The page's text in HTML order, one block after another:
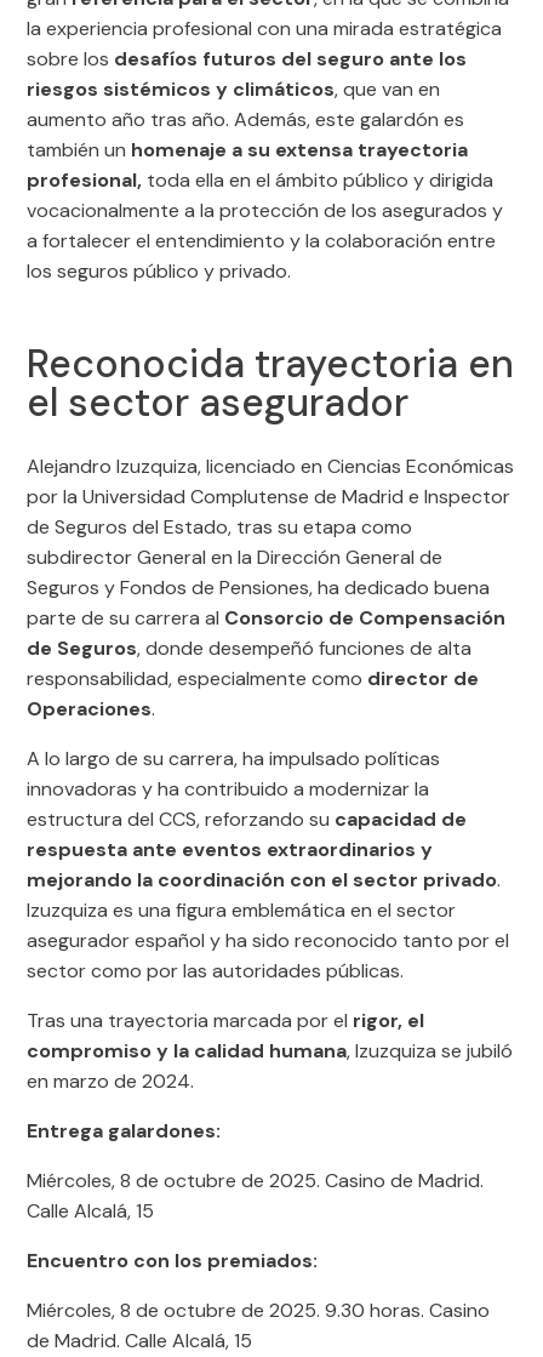
la experiencia profesional con una mirada estratégica
sobre los desafíos futuros del seguro ante los
riesgos sistémicos y climáticos, que van en
aumento año tras año. Además, este galardón es
también un homenaje a su extensa trayectoria
profesional, toda ella en el ámbito público y dirigida
vocacionalmente a la protección de los asegurados y
a fortalecer el entendimiento y la colaboración entre
los seguros público y privado.
Reconocida trayectoria en
el sector asegurador
Alejandro Izuzquiza, licenciado en Ciencias Económicas
por la Universidad Complutense de Madrid e Inspector
de Seguros del Estado, tras su etapa como
subdirector General en la Dirección General de
Seguros y Fondos de Pensiones, ha dedicado buena
parte de su carrera al Consorcio de Compensación
de Seguros, donde desempeñó funciones de alta
responsabilidad, especialmente como director de
Operaciones.
A lo largo de su carrera, ha impulsado políticas
innovadoras y ha contribuido a modernizar la
estructura del CCS, reforzando su capacidad de
respuesta ante eventos extraordinarios y
mejorando la coordinación con el sector privado.
Izuzquiza es una figura emblemática en el sector
asegurador español y ha sido reconocido tanto por el
sector como por las autoridades públicas.
Tras una trayectoria marcada por el rigor, el
compromiso y la calidad humana, Izuzquiza se jubiló
en marzo de 2024.
Entrega galardones:
Miércoles, 8 de octubre de 2025. Casino de Madrid.
Calle Alcalá, 15
Encuentro con los premiados:
Miércoles, 8 de octubre de 2025. 9.30 horas. Casino
de Madrid. Calle Alcalá, 15